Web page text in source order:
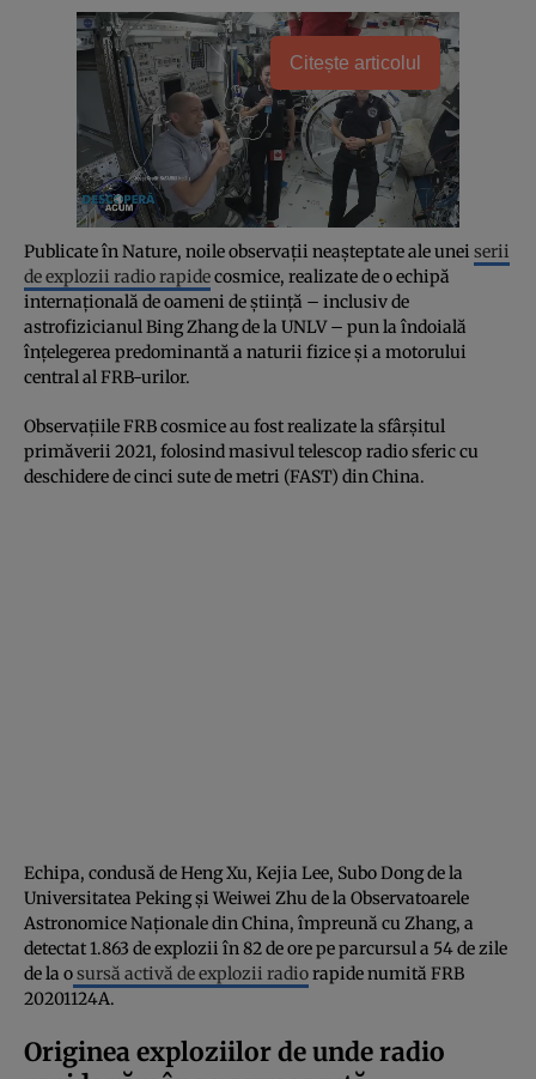
Citește articolul
Publicate în Nature, noile observații neașteptate ale unei serii
de explozii radio rapidecosmice, realizate de o echipă
internațională de oameni de știință – inclusiv de
astrofizicianul Bing Zhang de la UNLV – pun la îndoială
înțelegerea predominantă a naturii fizice și a motorului
central al FRB-urilor.
Observațiile FRB cosmice au fost realizate la sfârșitul
primăverii 2021, folosind masivul telescop radio sferic cu
deschidere de cinci sute de metri (FAST) din China.
Echipa, condusă de Heng Xu, Kejia Lee, Subo Dong de la
Universitatea Peking și Weiwei Zhu de la Observatoarele
Astronomice Naționale din China, împreună cu Zhang, a
detectat 1.863 de explozii în 82 de ore pe parcursul a 54 de zile
de la osursă activă de explozii radiorapide numită FRB
20201124A.
Originea exploziilor de unde radio